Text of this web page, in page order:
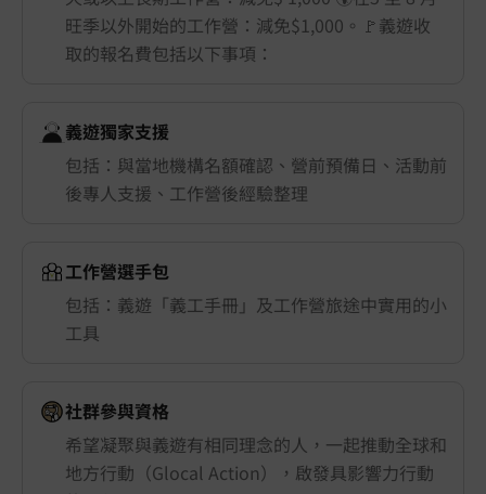
旺季以外開始的工作營：減免$1,000。🚩義遊收
取的報名費包括以下事項：
義遊獨家支援
包括：與當地機構名額確認、營前預備日、活動前
後專人支援、工作營後經驗整理
工作營選手包
包括：義遊「義工手冊」及工作營旅途中實用的小
工具
社群參與資格
希望凝聚與義遊有相同理念的人，一起推動全球和
地方行動（Glocal Action），啟發具影響力行動